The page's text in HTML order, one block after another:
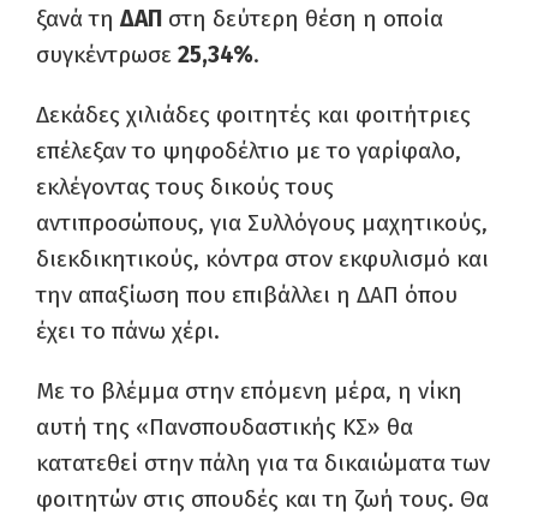
ξανά τη ΔΑΠ στη δεύτερη θέση η οποία
συγκέντρωσε 25,34%.
Δεκάδες χιλιάδες φοιτητές και φοιτήτριες
επέλεξαν το ψηφοδέλτιο με το γαρίφαλο,
εκλέγοντας τους δικούς τους
αντιπροσώπους, για Συλλόγους μαχητικούς,
διεκδικητικούς, κόντρα στον εκφυλισμό και
την απαξίωση που επιβάλλει η ΔΑΠ όπου
έχει το πάνω χέρι.
Με το βλέμμα στην επόμενη μέρα, η νίκη
αυτή της «Πανσπουδαστικής ΚΣ» θα
κατατεθεί στην πάλη για τα δικαιώματα των
φοιτητών στις σπουδές και τη ζωή τους. Θα